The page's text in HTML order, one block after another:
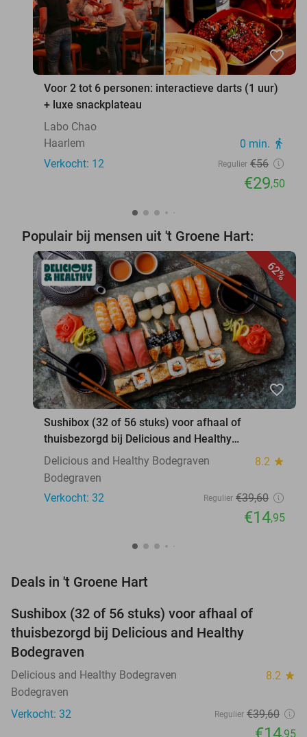
favorite_border
Voor 2 tot 6 personen: interactieve darts (1 uur)
+ luxe snackplateau
Labo Chao
Haarlem
0 min. directions_walk
Verkocht: 12 Regulier €56
€29,50
Populair bij mensen uit 't Groene Hart:
62%
favorite_border
Sushibox (32 of 56 stuks) voor afhaal of
thuisbezorgd bij Delicious and Healthy
Bodegraven
Delicious and Healthy Bodegraven 8.2 star
Bodegraven
Verkocht: 32
Regulier €39,60
€14,95
Deals in 't Groene Hart
Sushibox (32 of 56 stuks) voor afhaal of
thuisbezorgd bij Delicious and Healthy
Bodegraven
Delicious and Healthy Bodegraven 8.2 star
Bodegraven
Verkocht: 32
Regulier €39,60
,95